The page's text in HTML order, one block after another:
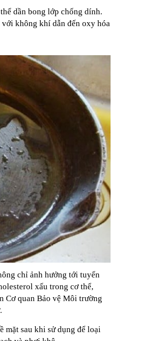
được 'vũ khí hoá'
dần bong lớp chống dính.
không khí dẫn đến oxy hóa
chỉ ảnh hưởng tới tuyến
xấu trong cơ thể,
Cơ quan Bảo vệ Môi trường
mặt sau khi sử dụng để loại